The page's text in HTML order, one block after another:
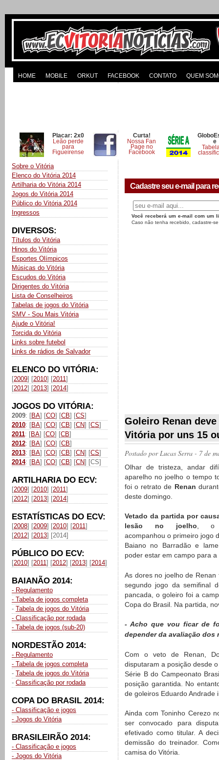
HOME MOBILE ORKUT FACEBOOK CONTATO QUEM
Placar: 2x0
Leão perde
para
Figueirense
Curta!
Nossa Fan
Page no
Facebook
e
Sobre o Vitória
Elenco do Vitória 2014
Artilharia do Vitória 2014
Jogos do Vitória 2014
Público do Vitória 2014
Ingressos
DIVERSOS:
Títulos do Vitória
Hinos do Vitória
Esportes Olímpicos
Músicas do Vitória
Escudos do Vitória
Dirigentes do Vitória
Lista de Conselheiros
Tabelas de jogos do Vitória
SMV - Sou Mais Vitória
Ajude o Vitória!
Torcida do Vitória
Links sobre futebol
Links de rádios de Salvador
ELENCO DO VITÓRIA:
[2009] [2010] [2011]
[2012] [2013] [2014]
JOGOS DO VITÓRIA:
2009: [BA] [CO] [CB] [CS]
2010: [BA] [CO] [CB] [CN] [CS]
2011: [BA] [CO] [CB]
2012: [BA] [CO] [CB]
2013: [BA] [CO] [CB] [CN] [CS]
2014: [BA] [CO] [CB] [CN] [CS]
ARTILHARIA DO ECV:
[2009] [2010] [2011]
[2012] [2013] [2014]
ESTATÍSTICAS DO ECV:
[2008] [2009] [2010] [2011]
[2012] [2013] [2014]
PÚBLICO DO ECV:
[2010] [2011] [2012] [2013] [2014]
BAIANÃO 2014:
- Regulamento
- Tabela de jogos completa
- Tabela de jogos do Vitória
- Classificação por rodada
- Tabela de jogos (sub-20)
NORDESTÃO 2014:
- Regulamento
- Tabela de jogos completa
- Tabela de jogos do Vitória
- Classificação por rodada
COPA DO BRASIL 2014:
- Classificação e jogos
- Jogos do Vitória
BRASILEIRÃO 2014:
- Classificação e jogos
- Jogos do Vitória
Cadastre seu e-mail para
Você receberá um e-mail com um
Caso não tenha recebido, cadastre-
Goleiro Renan
Vitória por uns 15
Postado porLucas Serra - 7 de
Olhar de tristeza, andar
aparelho no joelho o tempo
foi o retrato de Renan
deste domingo.
Vetado da partida por
lesão no joelho, o
acompanhou o primeiro jogo
Baiano no Barradão e
poder estar em campo para a
As dores no joelho de
segundo jogo da semifinal
pancada, o goleiro foi a
Copa do Brasil. Na partida,
- Acho que vou ficar de
depender da avaliação dos
Com o veto de Renan,
disputaram a posição desde
Série B do Campeonato
posição garantida. No
de goleiros Eduardo Andrade
Ainda com Toninho Cerezo
ser convocado para
efetivado como titular. A
demissão do treinador.
camisa do Vitória.